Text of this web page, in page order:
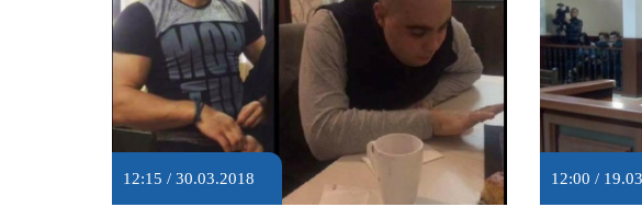
12:15 / 30.03.2018 12:00 /